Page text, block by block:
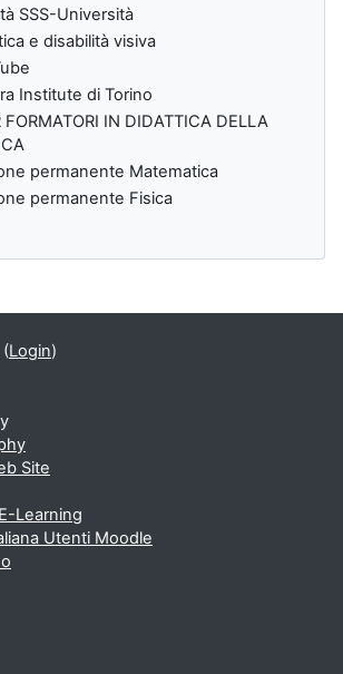
SSS-Università
e disabilità visiva
Institute di Torino
FORMATORI IN DIDATTICA DELLA
permanente Matematica
permanente Fisica
(Login)
Site
Learning
Utenti Moodle